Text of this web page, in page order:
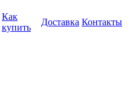
Как
купить
Доставка Контакты